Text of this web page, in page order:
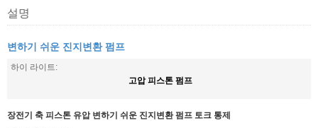
설명
변하기 쉬운 진지변환 펌프
하이 라이트:
고압 피스톤 펌프
장전기 축 피스톤 유압 변하기 쉬운 진지변환 펌프 토크 통제